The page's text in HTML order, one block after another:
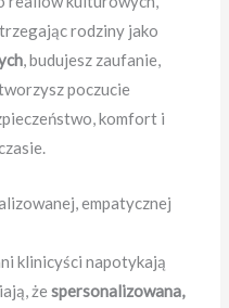
rodziny jako
, budujesz zaufanie,
poczucie
komfort i
empatycznej
klinicyści napotykają
żespersonalizowana,